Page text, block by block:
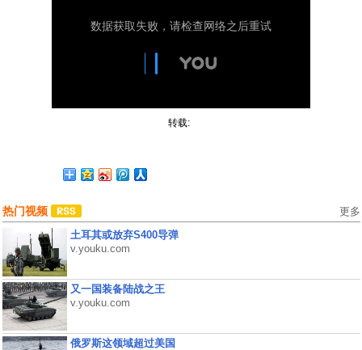
转载:
热门视频 更多
土耳其或放弃S400导弹
v.youku.com
又一国装备陆战之王
v.youku.com
俄罗斯这领域超过美国